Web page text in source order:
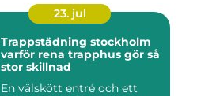
23. jul
Trappstädning stockholm
varför rena trapphus gör så
stor skillnad
En välskött entré och ett